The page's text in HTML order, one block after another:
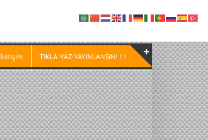
İletişim TIKLA-YAZ-YAYINLANSIN! ! !
Toggle
Sliding
Bar
Area